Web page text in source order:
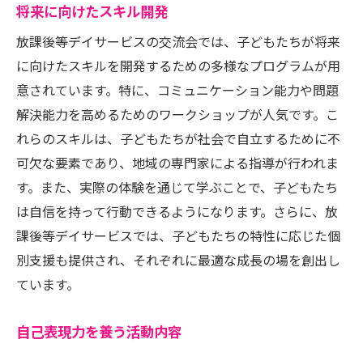
将来に向けたスキル開発
放課後等デイサービスの交流会では、子どもたちが将来
に向けたスキルを開発するための多様なプログラムが用
意されています。特に、コミュニケーション能力や問題
解決能力を高めるためのワークショップが人気です。こ
れらのスキルは、子どもたちが社会で自立するために不
可欠な要素であり、地域の専門家による指導が行われま
す。また、実際の体験を通じて学ぶことで、子どもたち
は自信を持って行動できるようになります。さらに、放
課後等デイサービスでは、子どもたちの特性に応じた個
別支援も提供され、それぞれに最適な成長の場を創出し
ています。
自己表現力を養う活動内容